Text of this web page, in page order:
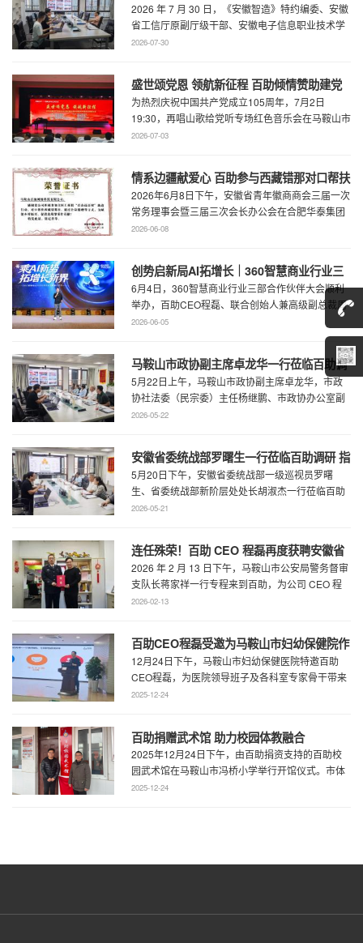
厅级干部、安徽电子信息职业技术学院原党
委书记石象斌莅临百助考察交流
2026 年 7 月 30 日，《安徽智造》特约编委、安徽
省工信厅原副厅级干部、安徽电子信息职业技术学
院原党委书记石象斌莅临百助考 ...
2026-07-30
盛世颂党恩 领航新征程 百助倾情赞助建党
105周年文艺展演
为热烈庆祝中国共产党成立105周年，7月2日
19:30，再唱山歌给党听专场红色音乐会在马鞍山市
工人文化宫职工剧场精彩上演。本场音乐会由 ...
2026-07-03
情系边疆献爱心 百助参与西藏错那对口帮扶
行动
2026年6月8日下午，安徽省青年徽商商会三届一次
常务理事会暨三届三次会长办公会在合肥华泰集团
召开。...
2026-06-08
创势启新局AI拓增长｜360智慧商业行业三
部合作伙伴大会圆满召开
6月4日，360智慧商业行业三部合作伙伴大会顺利
举办，百助CEO程磊、联合创始人兼高级副总裁周
慧受邀参会，与360集团副总裁黄剑及行业各合作
2026-06-05
马鞍山市政协副主席卓龙华一行莅临百助调
研指导工作
5月22日上午，马鞍山市政协副主席卓龙华，市政
协社法委（民宗委）主任杨继鹏、市政协办公室副
主任何慧、市政协专委会综合五科副科长 ...
2026-05-22
安徽省委统战部罗曙生一行莅临百助调研 指
导新阶层人士工作
5月20日下午，安徽省委统战部一级巡视员罗曙
生、省委统战部新阶层处处长胡淑杰一行莅临百助
走访调研，马鞍山市委统战部副部长王林陪 ...
2026-05-21
连任殊荣！百助 CEO 程磊再度获聘安徽省
公安厅党风政风警风监督员
2026 年 2 月 13 日下午，马鞍山市公安局警务督审
支队长蒋家祥一行专程来到百助，为公司 CEO 程
磊现场颁发安徽省公安厅党风 ...
2026-02-13
百助CEO程磊受邀为马鞍山市妇幼保健院作
专题演讲 共绘“超越医疗”发展新蓝图
12月24日下午，马鞍山市妇幼保健医院特邀百助
CEO程磊，为医院领导班子及各科室专家骨干带来
了一场题为《预见趋势，定义未来——为 ...
2025-12-24
百助捐赠武术馆 助力校园体教融合
2025年12月24日下午，由百助捐资支持的百助校
园武术馆在马鞍山市冯桥小学举行开馆仪式。市体
育局王鹏处长、花山区教育局华俊局长、 ...
2025-12-24